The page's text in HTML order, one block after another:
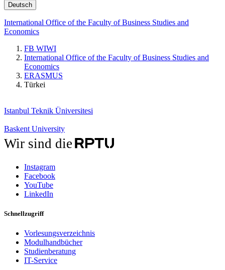
Deutsch
International Office of the Faculty of Business Studies and
Economics
FB WIWI
International Office of the Faculty of Business Studies and
Economics
ERASMUS
Türkei
Istanbul Teknik Üniversitesi
Baskent University
Wir sind die
Instagram
Facebook
YouTube
LinkedIn
Schnellzugriff
Vorlesungsverzeichnis
Modulhandbücher
Studienberatung
IT-Service